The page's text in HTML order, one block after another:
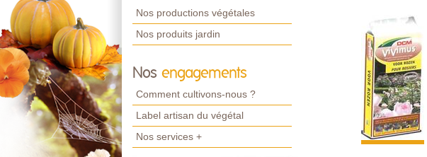
Nos productions végétales
Nos produits jardin
Nos engagements
Comment cultivons-nous ?
Label artisan du végétal
Nos services +